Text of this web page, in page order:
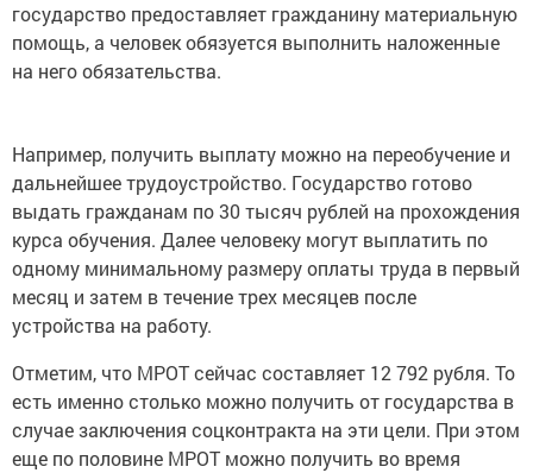
государство предоставляет гражданину материальную
помощь, а человек обязуется выполнить наложенные
на него обязательства.
Например, получить выплату можно на переобучение и
дальнейшее трудоустройство. Государство готово
выдать гражданам по 30 тысяч рублей на прохождения
курса обучения. Далее человеку могут выплатить по
одному минимальному размеру оплаты труда в первый
месяц и затем в течение трех месяцев после
устройства на работу.
Отметим, что МРОТ сейчас составляет 12 792 рубля. То
есть именно столько можно получить от государства в
случае заключения соцконтракта на эти цели. При этом
еще по половине МРОТ можно получить во время